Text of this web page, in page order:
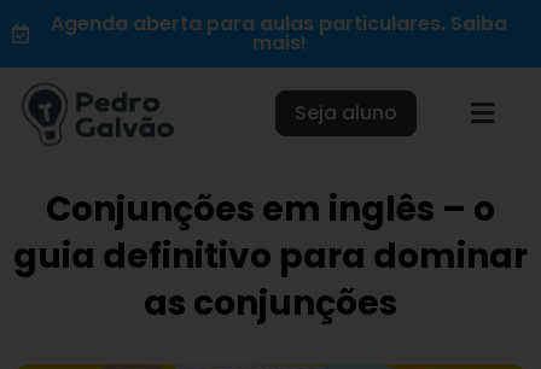
para
o
conteúdo
Agenda aberta para aulas particulares. Saiba
mais!
Seja aluno
Conjunções em inglês – o
guia definitivo para dominar
as conjunções